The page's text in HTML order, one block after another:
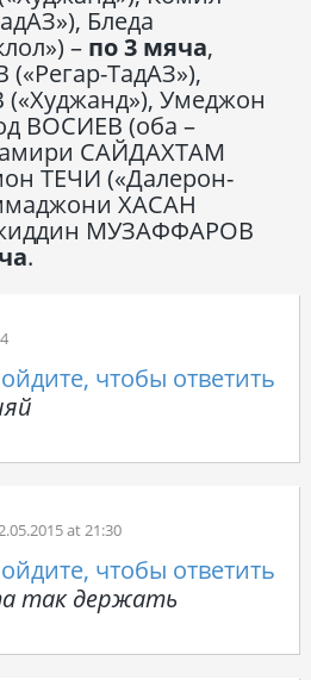
Бледа
– по3 мяча,
ТадАЗ»),
Умеджон
ВОСИЕВ (оба –
САЙДАХТАМ
ТЕЧИ («Далерон-
ХАСАН
МУЗАФФАРОВ
.
чтобы ответить
at 21:30
чтобы ответить
так держать